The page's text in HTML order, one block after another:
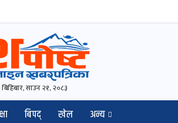
बिहिबार, साउन २१, २०८३
बिपद् खेल अन्य